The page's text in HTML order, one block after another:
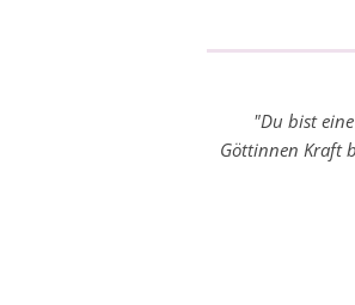
"Du bist
Göttinnen Kraft